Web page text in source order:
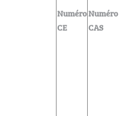
Numéro
CE
Numéro
CAS